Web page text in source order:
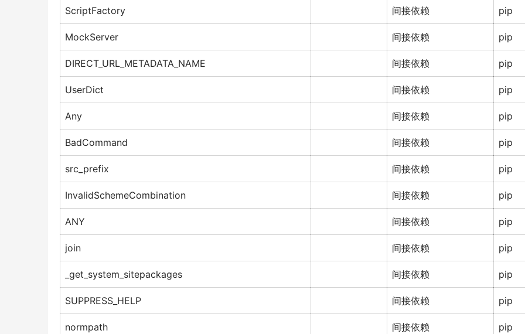
ScriptFactory 间接依赖 pip
MockServer 间接依赖 pip
DIRECT_URL_METADATA_NAME 间接依赖 pip
UserDict 间接依赖 pip
Any 间接依赖 pip
BadCommand 间接依赖 pip
src_prefix 间接依赖 pip
InvalidSchemeCombination 间接依赖 pip
ANY 间接依赖 pip
join 间接依赖 pip
_get_system_sitepackages 间接依赖 pip
SUPPRESS_HELP 间接依赖 pip
normpath 间接依赖 pip